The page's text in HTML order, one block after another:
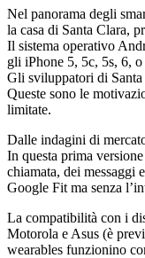
Nel panorama degli
la casa di Santa Clara,
Il sistema operativo
gli iPhone 5, 5c, 5s, 6,
Gli sviluppatori di
Queste sono le
limitate.
Dalle indagini di
In questa prima
chiamata, dei messaggi
Google Fit ma senza
La compatibilità con i
Motorola e Asus (è
wearables funzionino